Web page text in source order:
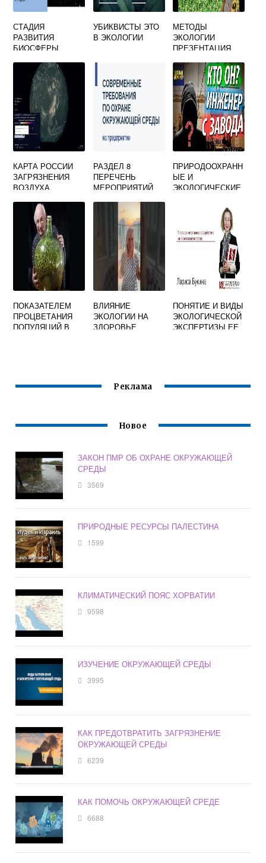
СТАДИЯ
РАЗВИТИЯ
БИОСФЕРЫ
ЧЕЛОВЕЧЕСКАЯ
ДЕЯТЕЛЬНОСТЬ
СТАНОВИТСЯ
ГЛАВНЫМ
ФАКТОРОМ
ОТВЕТ
УБИКВИСТЫ ЭТО
В ЭКОЛОГИИ
МЕТОДЫ
ЭКОЛОГИИ
ПРЕЗЕНТАЦИЯ
КАРТА РОССИИ
ЗАГРЯЗНЕНИЯ
ВОЗДУХА
РАЗДЕЛ 8
ПЕРЕЧЕНЬ
МЕРОПРИЯТИЙ
ОКРУЖАЮЩЕЙ
СРЕДЫ
ПРИРОДООХРАНН
ЫЕ И
ЭКОЛОГИЧЕСКИЕ
МАШИНОСТРОЕН
ПОКАЗАТЕЛЕМ
ПРОЦВЕТАНИЯ
ПОПУЛЯЦИЙ В
ВЛИЯНИЕ
ЭКОЛОГИИ НА
ЗДОРОВЬЕ
ПОНЯТИЕ И ВИДЫ
ЭКОЛОГИЧЕСКОЙ
ЭКСПЕРТИЗЫ ЕЕ
СРЕДЫ
Реклама
Новое
ЗАКОН ПМР ОБ ОХРАНЕ ОКРУЖАЮЩЕЙ
СРЕДЫ
3569
ПРИРОДНЫЕ РЕСУРСЫ ПАЛЕСТИНА
1599
КЛИМАТИЧЕСКИЙ ПОЯС ХОРВАТИИ
9598
ИЗУЧЕНИЕ ОКРУЖАЮЩЕЙ СРЕДЫ
3995
КАК ПРЕДОТВРАТИТЬ ЗАГРЯЗНЕНИЕ
ОКРУЖАЮЩЕЙ СРЕДЫ
6239
КАК ПОМОЧЬ ОКРУЖАЮЩЕЙ СРЕДЕ
6688